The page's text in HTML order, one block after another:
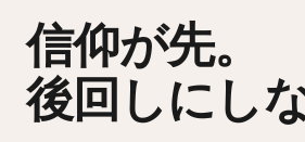
信仰が先。
後回しにしな